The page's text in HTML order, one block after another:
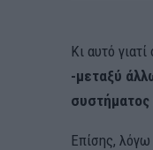
Κι αυτό
-μεταξύ
συστήματος
Επίσης,